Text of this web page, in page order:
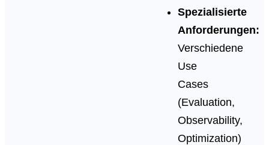
Spezialisierte
Anforderungen:
Verschiedene
Use
Cases
(Evaluation,
Observability,
Optimization)